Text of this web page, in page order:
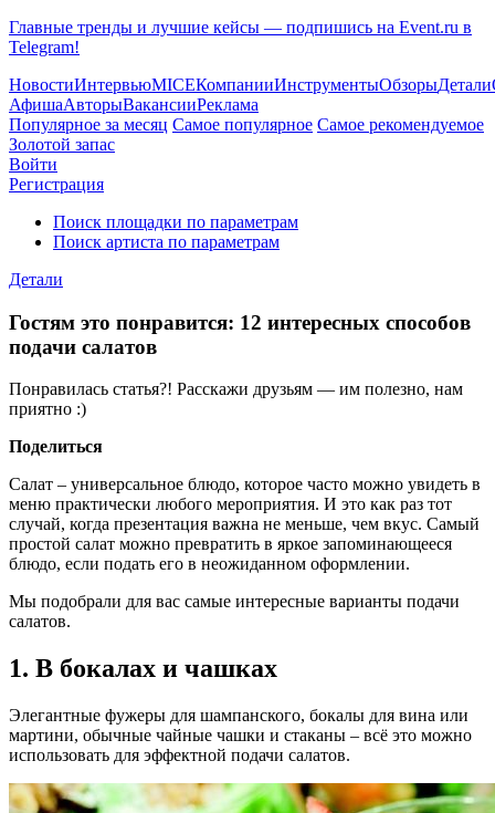
Главные тренды и лучшие кейсы — подпишись на Event.ru в
Telegram!
НовостиИнтервьюMICEКомпанииИнструментыОбзорыДетали
АфишаАвторыВакансииРеклама
Популярное за месяц Самое популярное Самое рекомендуемое
Золотой запас
Войти
Регистрация
Поиск площадки по параметрам
Поиск артиста по параметрам
Детали
Гостям это понравится: 12 интересных способов
подачи салатов
Понравилась статья?! Расскажи друзьям — им полезно, нам
приятно :)
Поделиться
Салат – универсальное блюдо, которое часто можно увидеть в
меню практически любого мероприятия. И это как раз тот
случай, когда презентация важна не меньше, чем вкус. Самый
простой салат можно превратить в яркое запоминающееся
блюдо, если подать его в неожиданном оформлении.
Мы подобрали для вас самые интересные варианты подачи
салатов.
1. В бокалах и чашках
Элегантные фужеры для шампанского, бокалы для вина или
мартини, обычные чайные чашки и стаканы – всё это можно
использовать для эффектной подачи салатов.